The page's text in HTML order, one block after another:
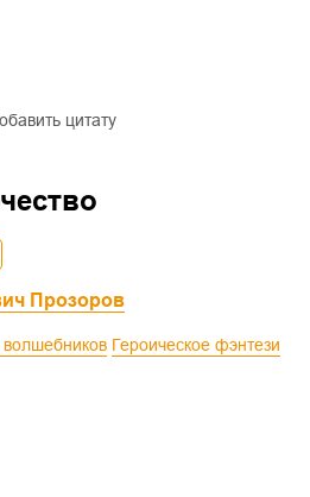
цитату
Прозоров
волшебников
Героическое фэнтези